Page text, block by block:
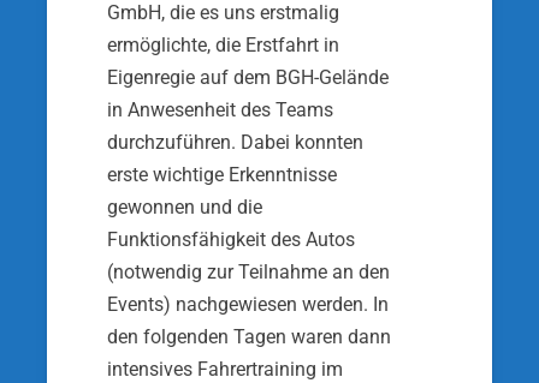
GmbH, die es uns erstmalig
ermöglichte, die Erstfahrt in
Eigenregie auf dem BGH-Gelände
in Anwesenheit des Teams
durchzuführen. Dabei konnten
erste wichtige Erkenntnisse
gewonnen und die
Funktionsfähigkeit des Autos
(notwendig zur Teilnahme an den
Events) nachgewiesen werden. In
den folgenden Tagen waren dann
intensives Fahrertraining im